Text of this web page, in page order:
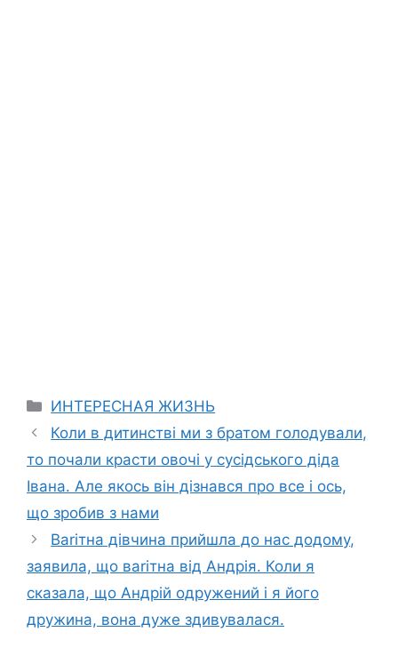
Categories
ИНТЕРЕСНАЯ ЖИЗНЬ
Коли в дитинстві ми з братом голодували,
то почали красти овочі у сусідського діда
Івана. Але якось він дізнався про все і ось,
що зробив з нами
Ваrітна дівчина прийшла до нас додому,
заявила, що ваrітна від Андрія. Коли я
сказала, що Андрій одружений і я його
дружина, вона дуже здивувалася.